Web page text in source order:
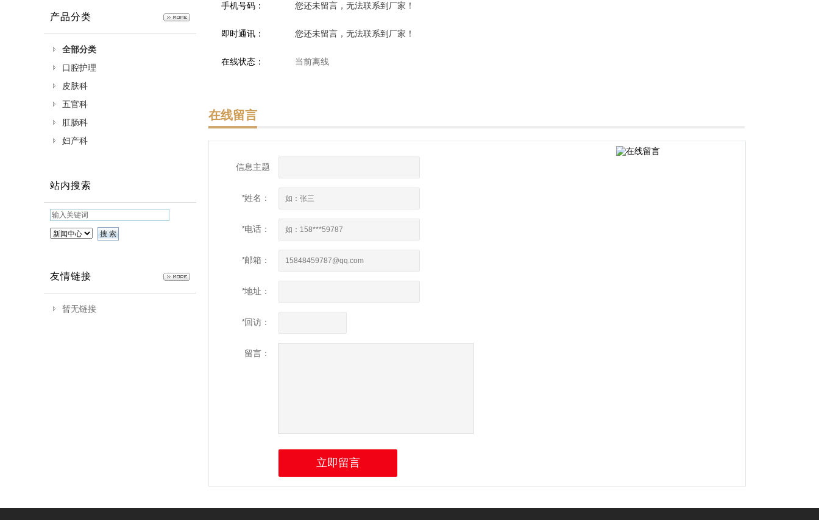
产品分类
全部分类
口腔护理
皮肤科
五官科
肛肠科
妇产科
站内搜索
友情链接
暂无链接
手机号码： 您还未留言，无法联系到厂家！
即时通讯： 您还未留言，无法联系到厂家！
在线状态： 当前离线
在线留言
信息主题
*姓名：
*电话：
*邮箱：
*地址：
*回访：
留言：